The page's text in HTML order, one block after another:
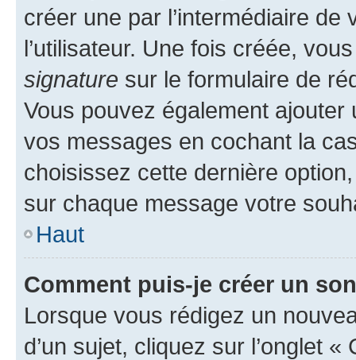
créer une par l’intermédiaire
l’utilisateur. Une fois créée,
signature sur le formulaire de
Vous pouvez également
vos messages en cochant la
choisissez cette dernière
sur chaque message votre
Haut
Comment puis-je créer un
Lorsque vous rédigez un
d’un sujet, cliquez sur l’onglet